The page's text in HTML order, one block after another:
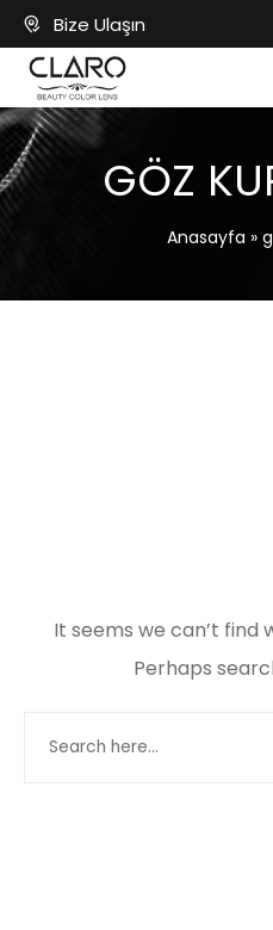
Bize Ulaşın
GÖZ
Anasayfa »
It seems we can’t find
Perhaps